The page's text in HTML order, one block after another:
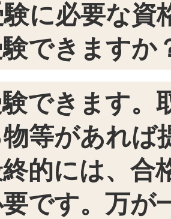
に必要な資
できますか
できます。
等があれば
的には、合
です。万が